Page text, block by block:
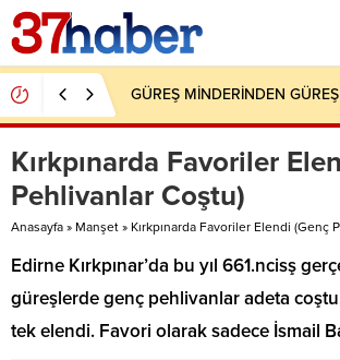
GÜREŞ MİNDERİNDEN
Kırkpınarda Favoriler
Pehlivanlar Coştu)
Anasayfa » Manşet » Kırkpınarda Favoriler Elendi (Genç
Edirne Kırkpınar’da bu yıl 661.ncisş
güreşlerde genç pehlivanlar adeta
tek elendi. Favori olarak sadece İsmail